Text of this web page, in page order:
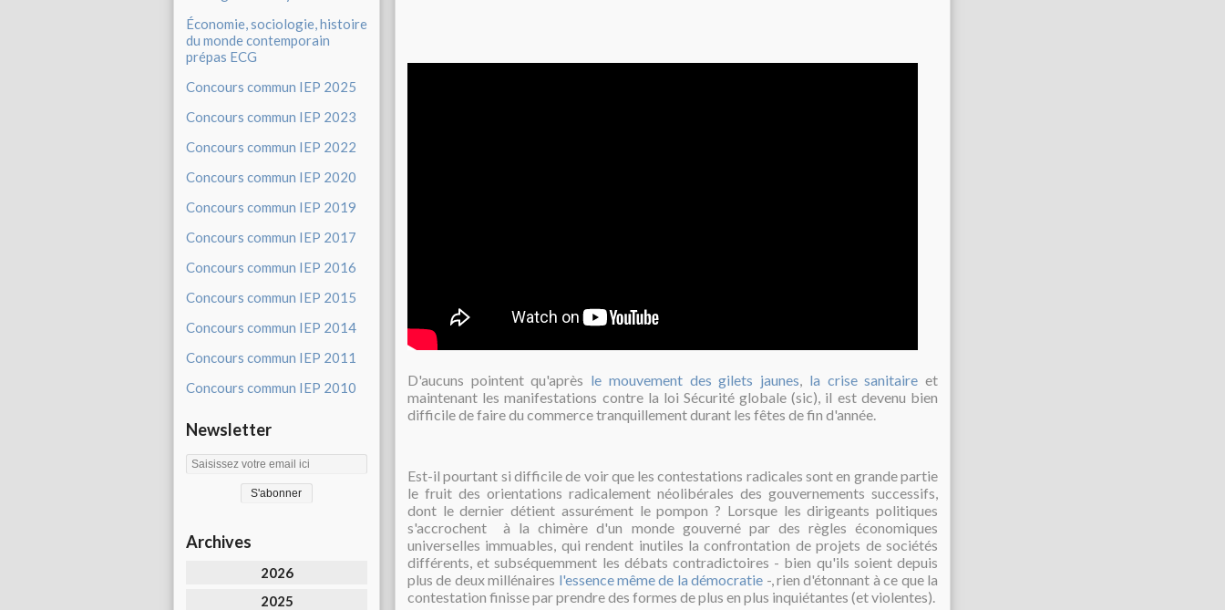
Économie, sociologie, histoire
du monde contemporain
prépas ECG
Concours commun IEP 2025
Concours commun IEP 2023
Concours commun IEP 2022
Concours commun IEP 2020
Concours commun IEP 2019
Concours commun IEP 2017
Concours commun IEP 2016
Concours commun IEP 2015
Concours commun IEP 2014
Concours commun IEP 2011
Concours commun IEP 2010
Newsletter
Archives
2026
2025
D'aucuns pointent qu'après le mouvement des gilets jaunes, la crise sanitaire et
maintenant les manifestations contre la loi Sécurité globale (sic), il est devenu bien
difficile de faire du commerce tranquillement durant les fêtes de fin d'année.
Est-il pourtant si difficile de voir que les contestations radicales sont en grande partie
le fruit des orientations radicalement néolibérales des gouvernements successifs,
dont le dernier détient assurément le pompon ? Lorsque les dirigeants politiques
s'accrochent à la chimère d'un monde gouverné par des règles économiques
universelles immuables, qui rendent inutiles la confrontation de projets de sociétés
différents, et subséquemment les débats contradictoires - bien qu'ils soient depuis
plus de deux millénaires l'essence même de la démocratie -, rien d'étonnant à ce que la
contestation finisse par prendre des formes de plus en plus inquiétantes (et violentes).